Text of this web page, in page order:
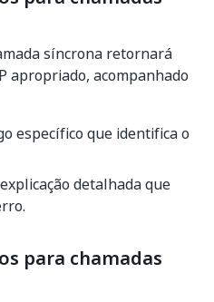
síncrona retornará
apropriado, acompanhado
específico que identifica o
detalhada que
para chamadas